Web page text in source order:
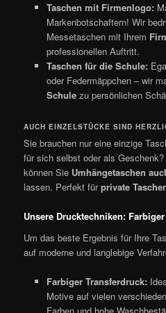
Taschen mit Firmenlogo:
Markenbotschaftern! Wir
Messetaschen mit Ihrem
professionellen Auftritt.
Taschen für die Schule:
oder Federmäppchen – wir
Schulezu persönlichen
AUCH EINZELSTÜCKE SIND
Sie brauchen nur eine einzige
für sich selbst oder als
können Sie Umhängetaschen
lassen. Perfekt fürprivate
Unsere Drucktechniken:
Um das beste Ergebnis für Ihre
auf moderne und langlebige
Farbiger Transferdruck:
Motive auf vielen